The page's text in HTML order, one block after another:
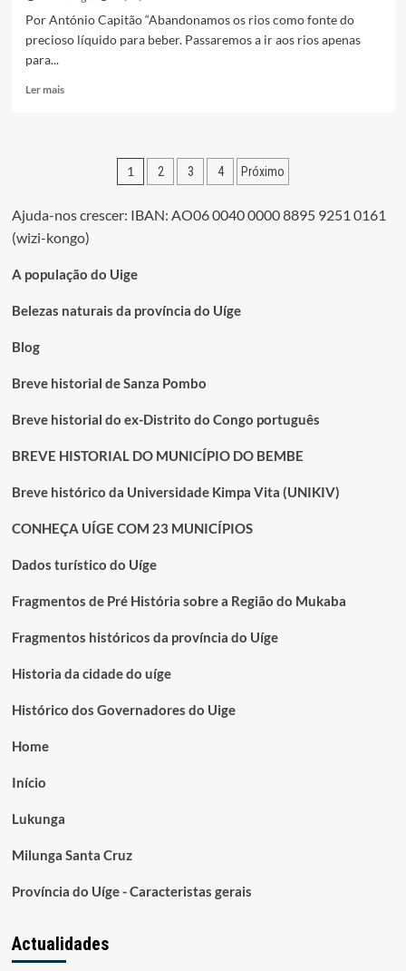
Por António Capitão “Abandonamos os rios como fonte do
precioso líquido para beber. Passaremos a ir aos rios apenas
para...
Ler maisLeia
de
consumir
do
Paginação
dos
1 2 3 4 Próximo
Ajuda-nos crescer: IBAN: AO06 0040 0000 8895 9251 0161
(wizi-kongo)
A população do Uige
Belezas naturais da província do Uíge
Blog
Breve historial de Sanza Pombo
Breve historial do ex-Distrito do Congo português
BREVE HISTORIAL DO MUNICÍPIO DO BEMBE
Breve histórico da Universidade Kimpa Vita (UNIKIV)
CONHEÇA UÍGE COM 23 MUNICÍPIOS
Dados turístico do Uíge
Fragmentos de Pré História sobre a Região do Mukaba
Fragmentos históricos da província do Uíge
Historia da cidade do uíge
Histórico dos Governadores do Uige
Home
Início
Lukunga
Milunga Santa Cruz
Província do Uíge - Caracteristas gerais
Actualidades